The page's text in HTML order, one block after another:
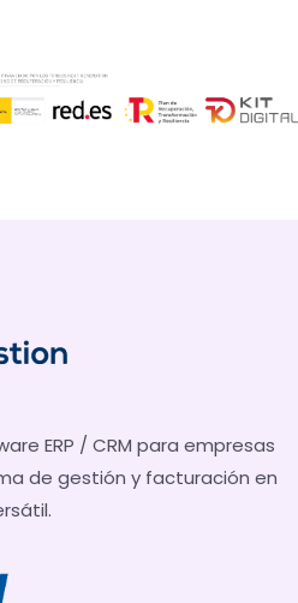
ERP / CRM para empresas
de gestión y facturación en